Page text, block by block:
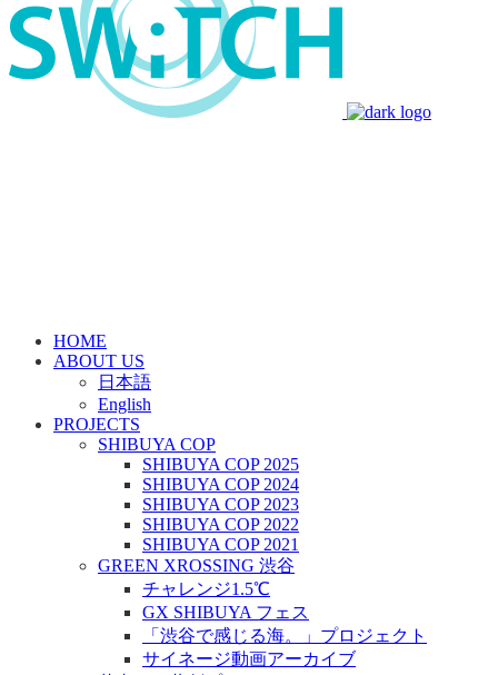
HOME
ABOUT US
日本語
English
PROJECTS
SHIBUYA COP
SHIBUYA COP 2025
SHIBUYA COP 2024
SHIBUYA COP 2023
SHIBUYA COP 2022
SHIBUYA COP 2021
GREEN XROSSING 渋谷
チャレンジ1.5℃
GX SHIBUYA フェス
「渋谷で感じる海。」プロジェクト
サイネージ動画アーカイブ